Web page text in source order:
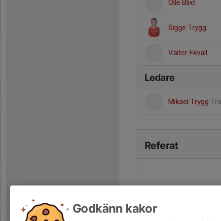
Olle Blixt
Sigge Trygg
Valter Ekvall
Ledare
Mikael Trygg
Referat
Godkänn kakor